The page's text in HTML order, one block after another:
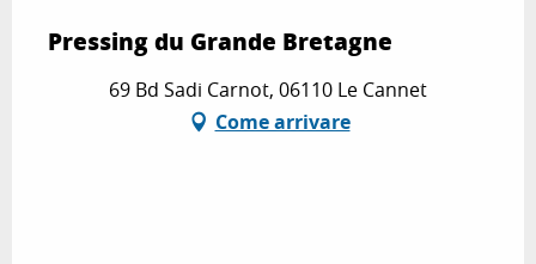
Pressing du Grande Bretagne
69 Bd Sadi Carnot, 06110 Le Cannet
Come arrivare